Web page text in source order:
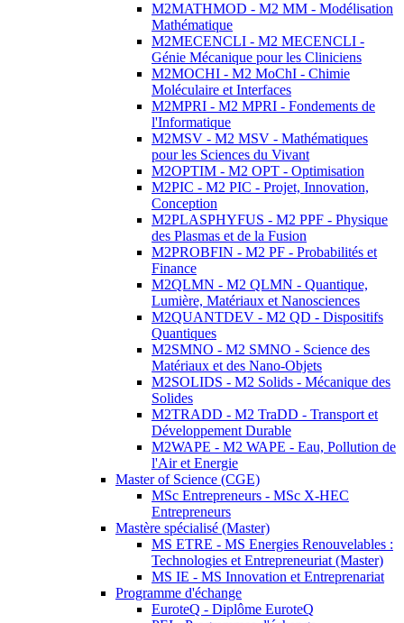
M2MATHMOD - M2 MM - Modélisation
Mathématique
M2MECENCLI - M2 MECENCLI -
Génie Mécanique pour les Cliniciens
M2MOCHI - M2 MoChI - Chimie
Moléculaire et Interfaces
M2MPRI - M2 MPRI - Fondements de
l'Informatique
M2MSV - M2 MSV - Mathématiques
pour les Sciences du Vivant
M2OPTIM - M2 OPT - Optimisation
M2PIC - M2 PIC - Projet, Innovation,
Conception
M2PLASPHYFUS - M2 PPF - Physique
des Plasmas et de la Fusion
M2PROBFIN - M2 PF - Probabilités et
Finance
M2QLMN - M2 QLMN - Quantique,
Lumière, Matériaux et Nanosciences
M2QUANTDEV - M2 QD - Dispositifs
Quantiques
M2SMNO - M2 SMNO - Science des
Matériaux et des Nano-Objets
M2SOLIDS - M2 Solids - Mécanique des
Solides
M2TRADD - M2 TraDD - Transport et
Développement Durable
M2WAPE - M2 WAPE - Eau, Pollution de
l'Air et Energie
Master of Science (CGE)
MSc Entrepreneurs - MSc X-HEC
Entrepreneurs
Mastère spécialisé (Master)
MS ETRE - MS Energies Renouvelables :
Technologies et Entrepreneuriat (Master)
MS IE - MS Innovation et Entreprenariat
Programme d'échange
EuroteQ - Diplôme EuroteQ